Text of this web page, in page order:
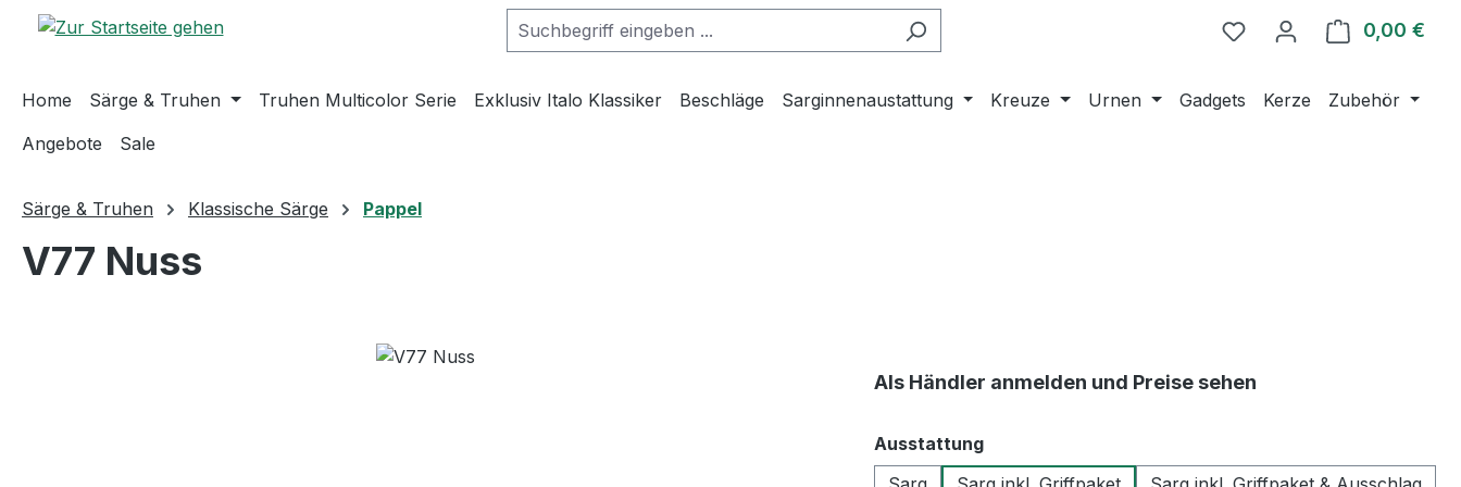
Hauptinhalt springen
Zur Suche springen
Zur Hauptnavigation springen 0,00 €
Home Särge & Truhen Truhen Multicolor Serie Exklusiv Italo Klassiker Beschläge Sarginnenaustattung Kreuze Urnen Gadgets Kerze
Zubehör
Angebote
Sale
Särge & Truhen Klassische Särge Pappel
V77 Nuss
Als Händler anmelden und Preise sehen
Ausstattungauswählen